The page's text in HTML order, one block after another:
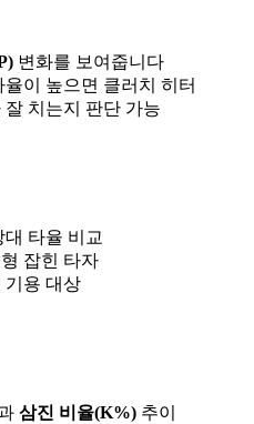
변화를 보여줍니다
이 높으면 클러치 히터
치는지 판단 가능
대 타율 비교
잡힌 타자
기용 대상
삼진 비율(K%) 추이